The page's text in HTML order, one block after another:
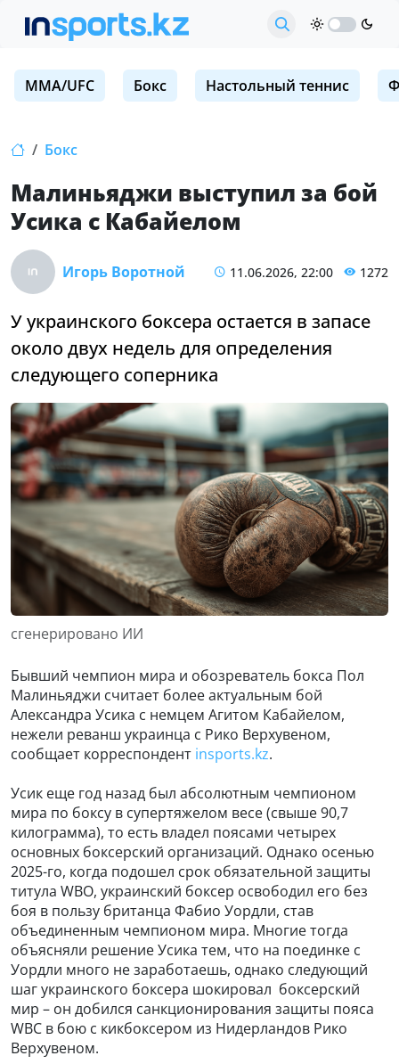
MMA/UFC Бокс Настольный теннис
Бокс
Малиньяджи выступил за бой
Усика с Кабайелом
Игорь Воротной 11.06.2026, 22:00 1272
У украинского боксера остается в запасе
около двух недель для определения
следующего соперника
сгенерировано ИИ
Бывший чемпион мира и обозреватель бокса Пол
Малиньяджи считает более актуальным бой
Александра Усика с немцем Агитом Кабайелом,
нежели реванш украинца с Рико Верхувеном,
сообщает корреспондент insports.kz.
Усик еще год назад был абсолютным чемпионом
мира по боксу в супертяжелом весе (свыше 90,7
килограмма), то есть владел поясами четырех
основных боксерский организаций. Однако осенью
2025-го, когда подошел срок обязательной защиты
титула WBO, украинский боксер освободил его без
боя в пользу британца Фабио Уордли, став
объединенным чемпионом мира. Многие тогда
объясняли решение Усика тем, что на поединке с
Уордли много не заработаешь, однако следующий
шаг украинского боксера шокировал боксерский
мир – он добился санкционирования защиты пояса
WBC в бою с кикбоксером из Нидерландов Рико
Верхувеном.